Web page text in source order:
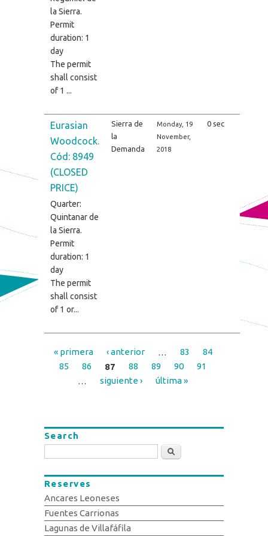
la Sierra.
Permit
duration: 1
day
The permit
shall consist
of 1 ...
Eurasian
Woodcock.
Cód: 8949
(CLOSED
PRICE)
Quarter:
Quintanar de
la Sierra.
Permit
duration: 1
day
The permit
shall consist
of 1 or...
Sierra de
la
Demanda
Monday, 19
November,
2018
0 sec
Pages
« primera ‹ anterior … 83
84
85
86 87 88 89 90
91
…
siguiente › última »
Search
Search
Reserves
Ancares Leoneses
Fuentes Carrionas
Lagunas de Villafáfila